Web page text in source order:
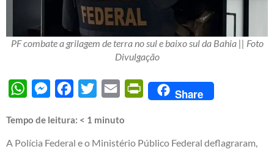
PF combate a grilagem de terra no sul e baixo sul da Bahia || Foto
Divulgação
WhatsAppMessengerFacebook
Twitter Email PrintFriendly
Share
Tempo de leitura: < 1 minuto
A Polícia Federal e o Ministério Público Federal deflagraram,